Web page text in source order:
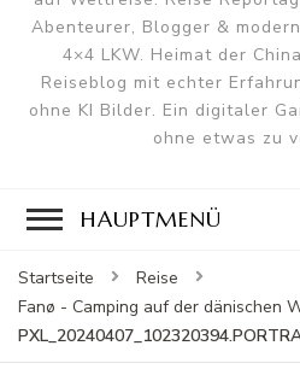
Abenteurer, Blogger &
4×4 LKW. Heimat der
Reiseblog mit echter
ohne KI Bilder. Ein digitaler
ohne etwas zu
HAUPTMENÜ
Startseite
Reise
Fanø - Camping auf der dänischen